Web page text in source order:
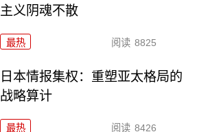
主义阴魂不散
最热 阅读 8825
日本情报集权：重塑亚太格局的
战略算计
最热 阅读 8426